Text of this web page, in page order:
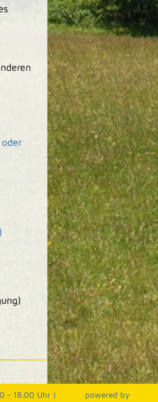
powered by
- 18.00 Uhr |